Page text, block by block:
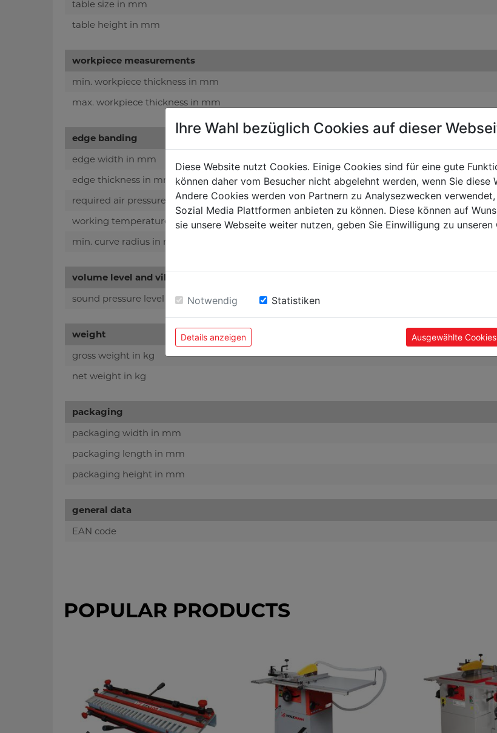
table size in mm
table height in mm
workpiece measurements
min. workpiece thickness in mm
max. workpiece thickness in mm
edge banding
edge width in mm
edge thickness in mm
required air pressure in bar
working temperature in °C
min. curve radius in mm
volume level and vibration
sound pressure level in dB(A)
weight
gross weight in kg
net weight in kg
packaging
packaging width in mm
packaging length in mm
packaging height in mm
general data
EAN code
POPULAR PRODUCTS
Ihre Wahl bezüglich Cookies auf dieser
Diese Website nutzt Cookies. Einige Cookies sind für eine gute
können daher vom Besucher nicht abgelehnt werden, wenn Sie diese
Andere Cookies werden von Partnern zu Analysezwecken
Sozial Media Plattformen anbieten zu können. Diese können auf
sie unsere Webseite weiter nutzen, geben Sie Einwilligung zu unseren
Notwendig Statistiken
Details anzeigen Ausgewählte